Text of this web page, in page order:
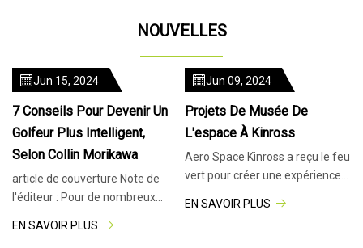
NOUVELLES
Jun 15, 2024
7 Conseils Pour Devenir Un
Golfeur Plus Intelligent,
Selon Collin Morikawa
article de couverture Note de
l'éditeur : Pour de nombreux
EN SAVOIR PLUS
Jun 09, 2024
Projets De Musée De
L'espace À Kinross
Aero Space Kinross a reçu le feu
vert pour créer une expérience
EN SAVOIR PLUS